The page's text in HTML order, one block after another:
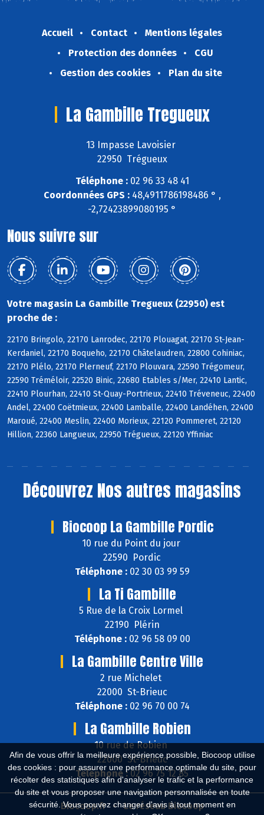
Afin de vous offrir la meilleure expérience possible, Biocoop utilise
des cookies : pour assurer une performance optimale du site, pour
récolter des statistiques afin d'analyser le trafic et la performance
du site et vous proposer une navigation personnalisée en toute
sécurité. Vous pouvez changer d'avis à tout moment en
Accueil Contact
Mentions légales
Protection des données
CGU
Gestion des cookies
Plan du site
La Gambille Tregueux
13 Impasse Lavoisier
22950 Trégueux
Téléphone :02 96 33 48 41
Coordonnées GPS :48,4911786198486 ° ,
-2,72423899080195 °
Nous suivre sur
Votre magasin La Gambille Tregueux (22950) est
proche de :
22170 Bringolo, 22170 Lanrodec, 22170 Plouagat, 22170 St-Jean-
Kerdaniel, 22170 Boqueho, 22170 Châtelaudren, 22800 Cohiniac,
22170 Plélo, 22170 Plerneuf, 22170 Plouvara, 22590 Trégomeur,
22590 Tréméloir, 22520 Binic, 22680 Etables s/Mer, 22410 Lantic,
22410 Plourhan, 22410 St-Quay-Portrieux, 22410 Tréveneuc, 22400
Andel, 22400 Coëtmieux, 22400 Lamballe, 22400 Landéhen, 22400
Maroué, 22400 Meslin, 22400 Morieux, 22120 Pommeret, 22120
Hillion, 22360 Langueux, 22950 Trégueux, 22120 Yffiniac
Découvrez Nos autres magasins
Biocoop La Gambille Pordic
10 rue du Point du jour
22590 Pordic
Téléphone :02 30 03 99 59
La Ti Gambille
5 Rue de la Croix Lormel
22190 Plérin
Téléphone :02 96 58 09 00
La Gambille Centre Ville
2 rue Michelet
22000 St-Brieuc
Téléphone :02 96 70 00 74
La Gambille Robien
10 rue de Robien
22000 St-Brieuc
Téléphone :02 96 75 12 85
Biocoop.fr Le réseau Biocoop